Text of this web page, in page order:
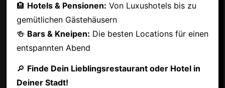
🏨 Hotels & Pensionen: Von Luxushotels bis zu
gemütlichen Gästehäusern
🍻 Bars & Kneipen: Die besten Locations für einen
entspannten Abend
🔎 Finde Dein Lieblingsrestaurant oder Hotel in
Deiner Stadt!